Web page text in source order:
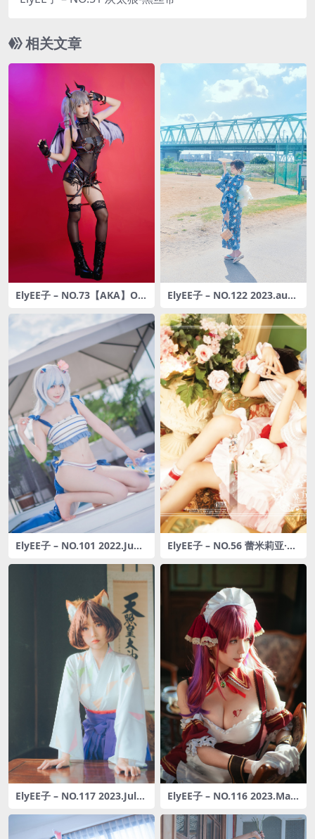
相关文章
ElyEE子 – NO.73【AKA】Ori
MB]
ElyEE子 – NO.122 2023.aug
ata [28P-129M]
ElyEE子 – NO.101 2022.June
MB]
ElyEE子 – NO.56 蕾米莉亚·斯
ElyEE子 – NO.117 2023.July
大正小狐狸 [45P1V-132MB]
ElyEE子 – NO.116 2023.May
P-100M]